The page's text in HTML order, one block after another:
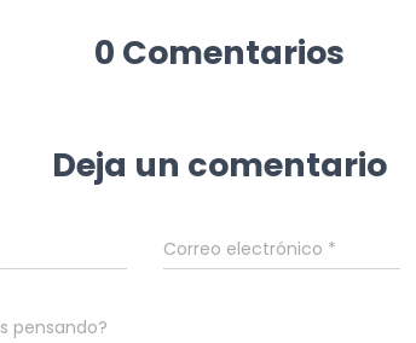
0 Comentarios
Deja un comentario
Correo electrónico *
pensando?